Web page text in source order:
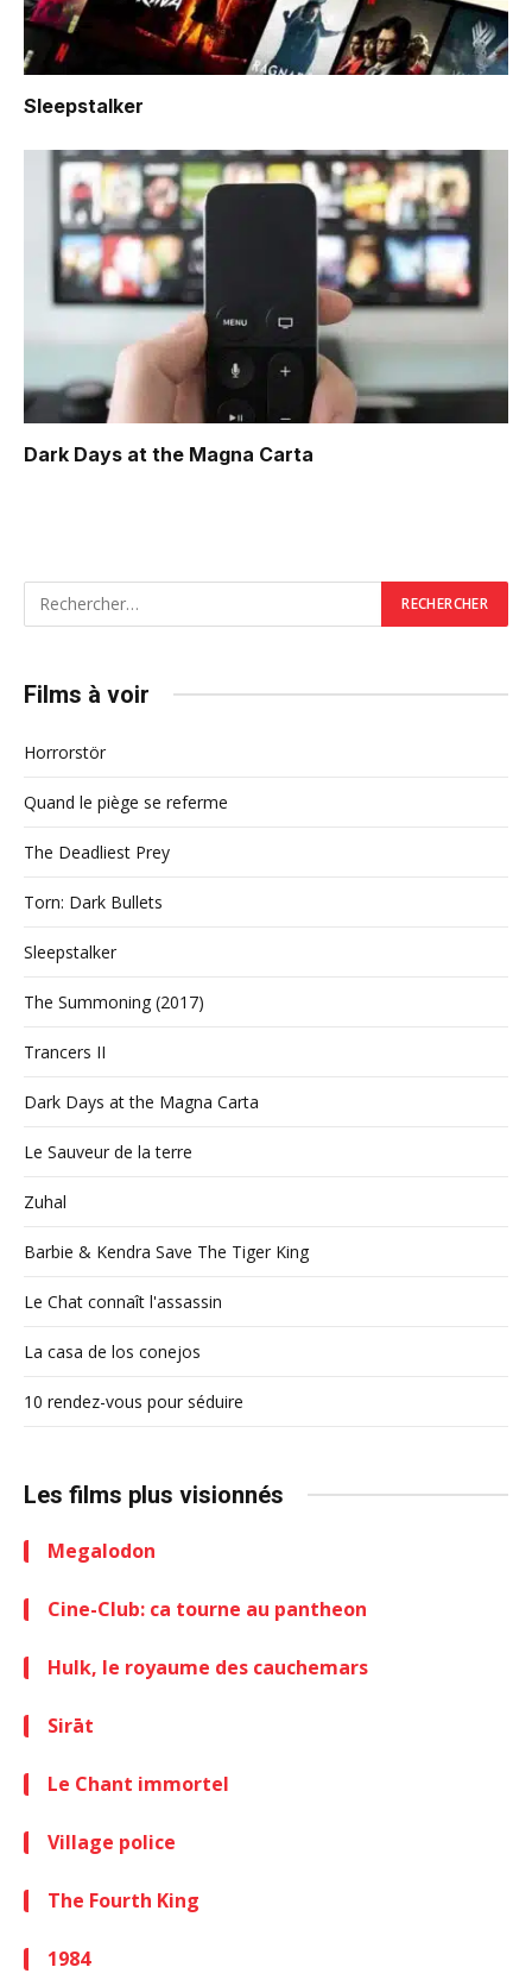
Sleepstalker
Dark Days at the Magna Carta
Films à voir
Horrorstör
Quand le piège se referme
The Deadliest Prey
Torn: Dark Bullets
Sleepstalker
The Summoning (2017)
Trancers II
Dark Days at the Magna Carta
Le Sauveur de la terre
Zuhal
Barbie & Kendra Save The Tiger King
Le Chat connaît l'assassin
La casa de los conejos
10 rendez-vous pour séduire
Les films plus visionnés
Megalodon
Cine-Club: ca tourne au pantheon
Hulk, le royaume des cauchemars
Sirāt
Le Chant immortel
Village police
The Fourth King
1984